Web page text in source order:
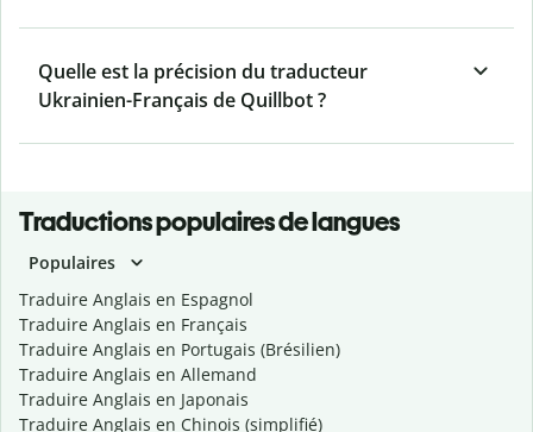
Quelle est la précision du traducteur
Ukrainien-Français de Quillbot ?
Traductions populaires de langues
Populaires
Traduire Anglais en Espagnol
Traduire Anglais en Français
Traduire Anglais en Portugais (Brésilien)
Traduire Anglais en Allemand
Traduire Anglais en Japonais
Traduire Anglais en Chinois (simplifié)